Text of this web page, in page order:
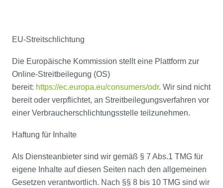
EU-Streitschlichtung
Die Europäische Kommission stellt eine Plattform zur
Online-Streitbeilegung (OS)
bereit: https://ec.europa.eu/consumers/odr. Wir sind nicht
bereit oder verpflichtet, an Streitbeilegungsverfahren vor
einer Verbraucherschlichtungsstelle teilzunehmen.
Haftung für Inhalte
Als Diensteanbieter sind wir gemäß § 7 Abs.1 TMG für
eigene Inhalte auf diesen Seiten nach den allgemeinen
Gesetzen verantwortlich. Nach §§ 8 bis 10 TMG sind wir